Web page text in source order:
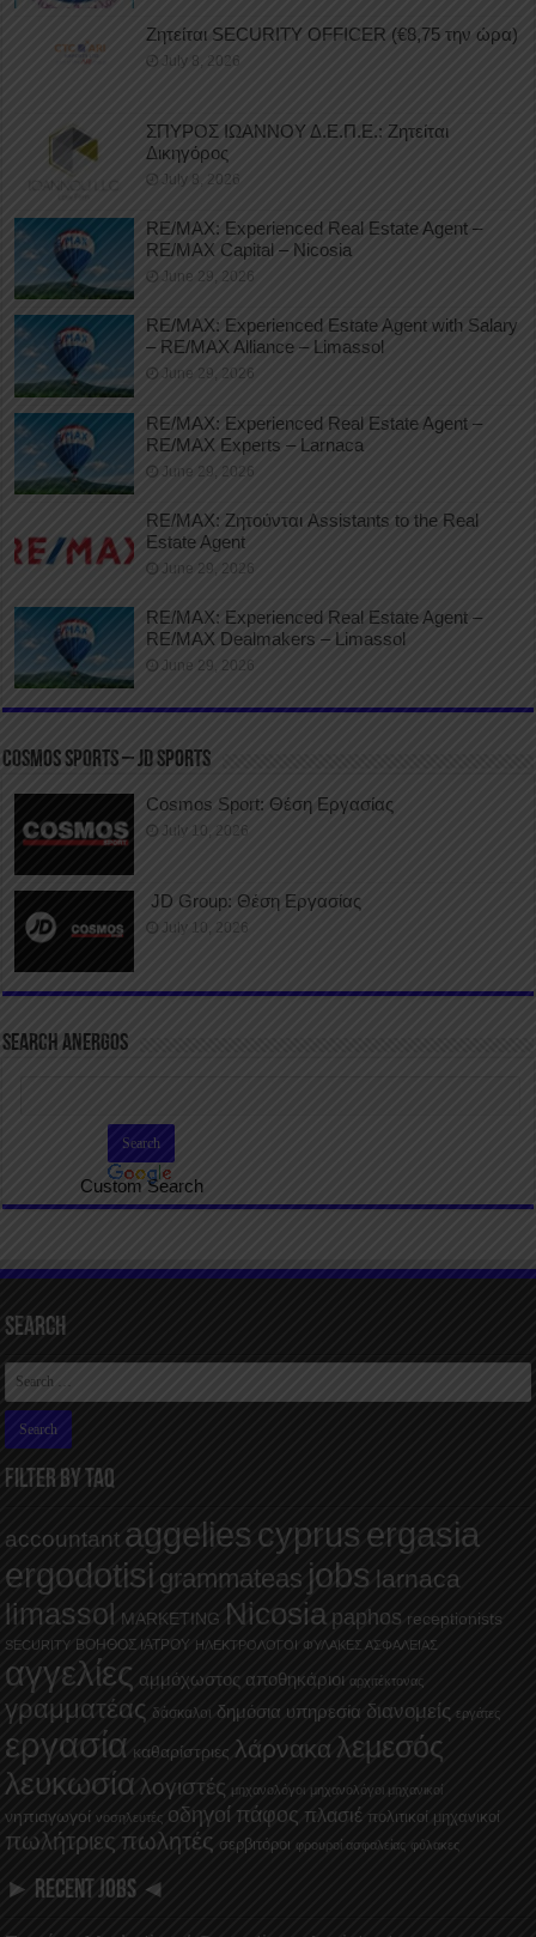
Ζητείται SECURITY OFFICER (€8,75 την ώρα)
July 8, 2026
ΣΠΥΡΟΣ ΙΩΑΝΝΟΥ Δ.Ε.Π.Ε.: Ζητείται
Δικηγόρος
July 8, 2026
RE/MAX: Experienced Real Estate Agent –
RE/MAX Capital – Nicosia
June 29, 2026
RE/MAX: Experienced Estate Agent with Salary
– RE/MAX Alliance – Limassol
June 29, 2026
RE/MAX: Experienced Real Estate Agent –
RE/MAX Experts – Larnaca
June 29, 2026
RE/MAX: Ζητούνται Assistants to the Real
Estate Agent
June 29, 2026
RE/MAX: Experienced Real Estate Agent –
RE/MAX Dealmakers – Limassol
June 29, 2026
COSMOS SPORTS – JD SPORTS
Cosmos Sport: Θέση Εργασίας
July 10, 2026
JD Group: Θέση Εργασίας
July 10, 2026
SEARCH ANERGOS
Custom Search
Search
FILTER BY TAQ
accountant aggelies cyprus ergasia
ergodotisi grammateas jobs larnaca
limassol MARKETING Nicosia paphos receptionists
SECURITY ΒΟΗΘΟΣ ΙΑΤΡΟΥ ΗΛΕΚΤΡΟΛΟΓΟΙ ΦΥΛΑΚΕΣ ΑΣΦΑΛΕΙΑΣ
αγγελίες αμμόχωστος αποθηκάριοι αρχιτέκτονας
γραμματέας δάσκαλοι δημόσια υπηρεσία διανομείς εργάτες
εργασία καθαρίστριες λάρνακα λεμεσός
λευκωσία λογιστές μηχανολόγοι μηχανολόγοι μηχανικοί
νηπιαγωγοί νοσηλευτές οδηγοί πάφος πλασιέ πολιτικοί μηχανικοί
πωλήτριες πωλητές σερβιτόροι φρουροί ασφαλείας φύλακες
► RECENT JOBS ◄